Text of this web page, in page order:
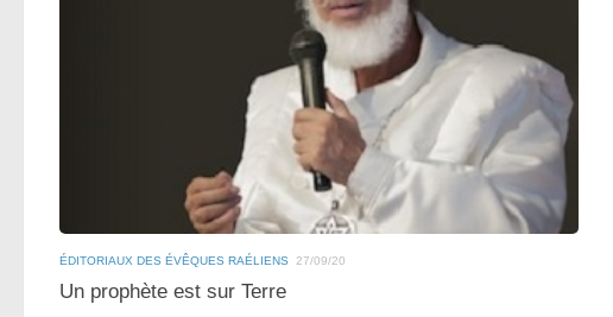
ÉDITORIAUX DES ÉVÊQUES RAÉLIENS 27/09/20
Un prophète est sur Terre